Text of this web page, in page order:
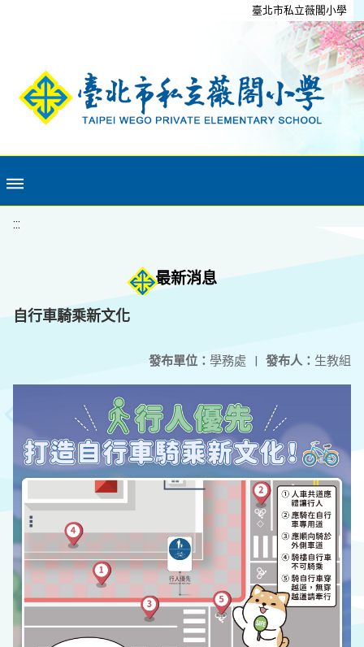
臺北市私立薇閣小學
:::
最新消息
自行車騎乘新文化
發布人： 生教組
發布單位： 學務處 |